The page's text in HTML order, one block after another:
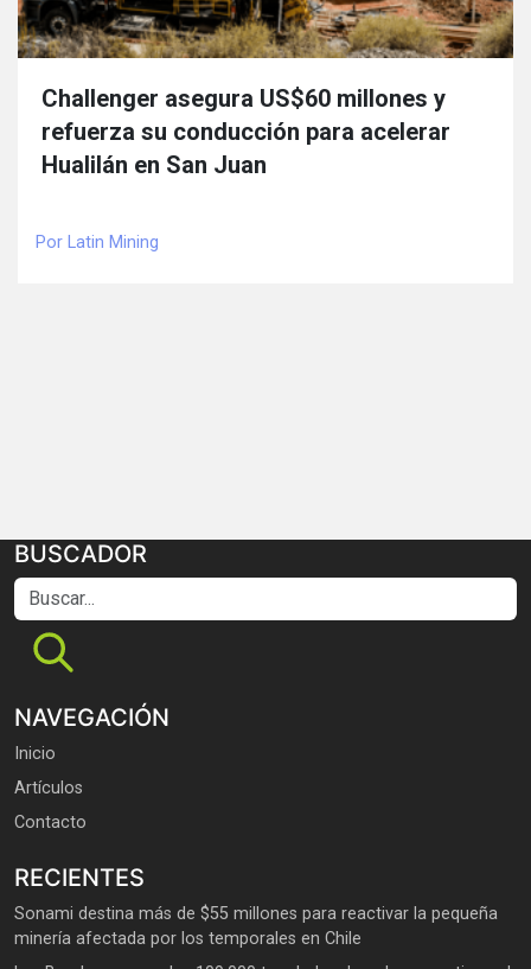
Challenger asegura US$60 millones y
refuerza su conducción para acelerar
Hualilán en San Juan
Por Latin Mining
BUSCADOR
Buscar...
NAVEGACIÓN
Inicio
Artículos
Contacto
RECIENTES
Sonami destina más de $55 millones para reactivar la pequeña
minería afectada por los temporales en Chile